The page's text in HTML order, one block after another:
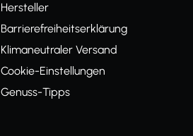
Hersteller
Barrierefreiheitserklärung
Klimaneutraler Versand
Cookie-Einstellungen
Genuss-Tipps